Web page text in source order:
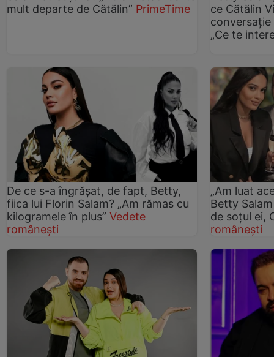
mult departe de Cătălin” PrimeTime
ce Cătălin
„Ce te
De ce s-a îngrăşat, de fapt, Betty,
fiica lui Florin Salam? „Am rămas cu
kilogramele în plus” Vedete
românești
„Am luat
Betty
de soțul ei,
românești